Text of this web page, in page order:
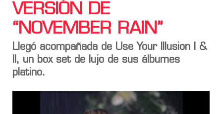
VERSIÓN DE
“NOVEMBER RAIN”
Llegó acompañada de Use Your Illusion I &
II, un box set de lujo de sus álbumes
platino.